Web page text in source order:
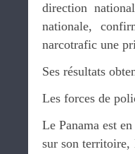
direction
nationale,
narcotrafic une
Ses résultats
Les forces de
Le Panama est
sur son territoire,